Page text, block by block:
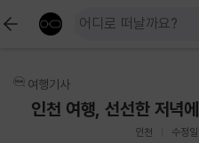
여행기사
인천 여행, 선선한 저녁
인천 수정